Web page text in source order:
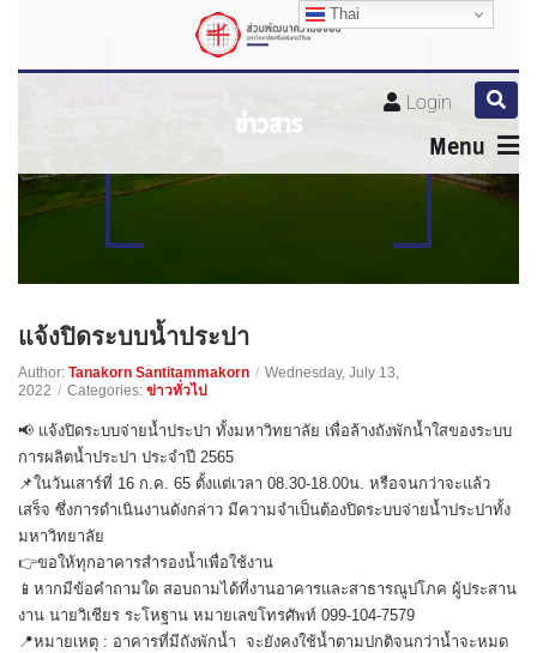
Login
Menu
ข่าวสาร
แจ้งปิดระบบน้ำประปา
Author: Tanakorn Santitammakorn / Wednesday, July 13,
2022 / Categories: ข่าวทั่วไป
📢 แจ้งปิดระบบจ่ายน้ำประปา ทั้งมหาวิทยาลัย เพื่อล้างถังพักน้ำใสของระบบ
การผลิตน้ำประปา ประจำปี 2565
📌ในวันเสาร์ที่ 16 ก.ค. 65 ตั้งแต่เวลา 08.30-18.00น. หรือจนกว่าจะแล้ว
เสร็จ ซึ่งการดำเนินงานดังกล่าว มีความจำเป็นต้องปิดระบบจ่ายน้ำประปาทั้ง
มหาวิทยาลัย
👉ขอให้ทุกอาคารสำรองน้ำเพื่อใช้งาน
📱หากมีข้อคำถามใด สอบถามได้ที่งานอาคารและสาธารณูปโภค ผู้ประสาน
งาน นายวิเชียร ระโหฐาน หมายเลขโทรศัพท์ 099-104-7579
📍หมายเหตุ : อาคารที่มีถังพักน้ำ จะยังคงใช้น้ำตามปกติจนกว่าน้ำจะหมด
Thai
Thai
Thai